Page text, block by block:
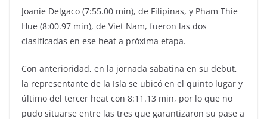
Joanie Delgaco (7:55.00 min), de Filipinas, y Pham Thie
Hue (8:00.97 min), de Viet Nam, fueron las dos
clasificadas en ese heat a próxima etapa.
Con anterioridad, en la jornada sabatina en su debut,
la representante de la Isla se ubicó en el quinto lugar y
último del tercer heat con 8:11.13 min, por lo que no
pudo situarse entre las tres que garantizaron su pase a